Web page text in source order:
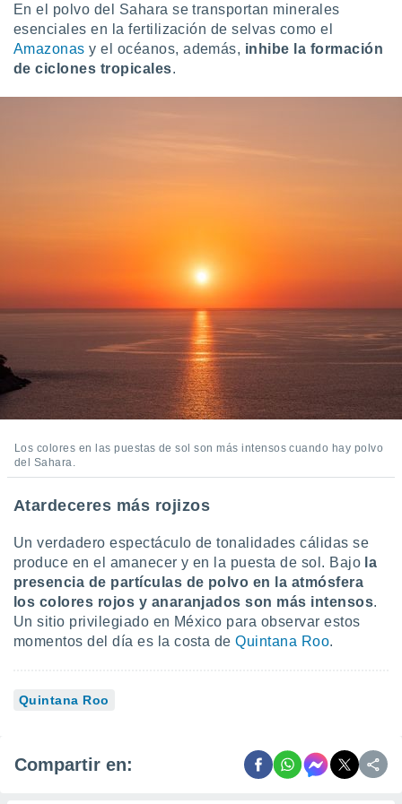
En el polvo del Sahara se transportan minerales
esenciales en la fertilización de selvas como el
Amazonas y el océanos, además, inhibe la formación
de ciclones tropicales.
Los colores en las puestas de sol son más intensos cuando hay polvo
del Sahara.
Atardeceres más rojizos
Un verdadero espectáculo de tonalidades cálidas se
produce en el amanecer y en la puesta de sol. Bajo la
presencia de partículas de polvo en la atmósfera
los colores rojos y anaranjados son más intensos.
Un sitio privilegiado en México para observar estos
momentos del día es la costa deQuintana Roo.
Quintana Roo
Compartir en: